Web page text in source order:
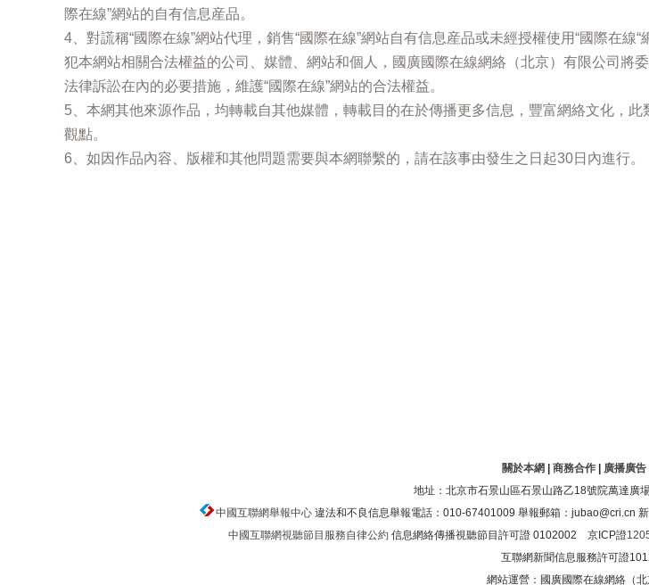
際在線”網站的自有信息産品。
4、對謊稱“國際在線”網站代理，銷售“國際在線”網站自有信息産品或未經授權使用“國際在線“
犯本網站相關合法權益的公司、媒體、網站和個人，國廣國際在線網絡（北京）有限公司將
法律訴訟在內的必要措施，維護“國際在線”網站的合法權益。
5、本網其他來源作品，均轉載自其他媒體，轉載目的在於傳播更多信息，豐富網絡文化，此
觀點。
6、如因作品內容、版權和其他問題需要與本網聯繫的，請在該事由發生之日起30日內進行。
關於本網 商務合作| 廣播廣告|
地址：北京市石景山區石景山路乙18號院萬達廣
中國互聯網舉報中心違法和不良信息舉報電話：010-67401009 舉報郵箱：jubao@cri.cn
中國互聯網視聽節目服務自律公約信息網絡傳播視聽節目許可證 0102002 京ICP證
互聯網新聞信息服務許可證
網站運營：國廣國際在線網絡（北